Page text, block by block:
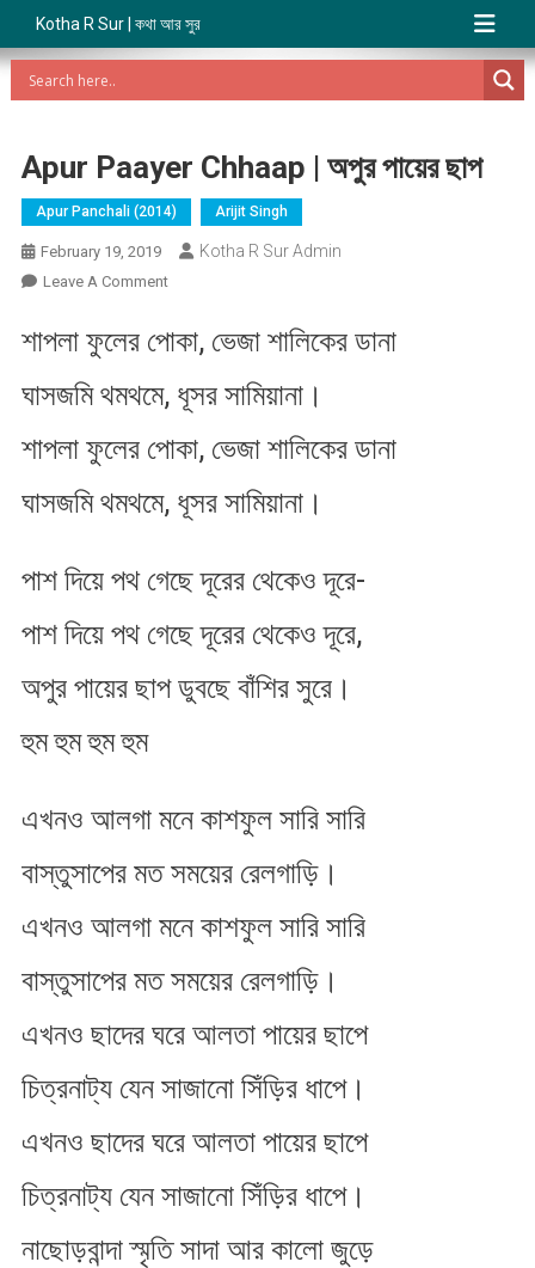
Kotha R Sur | কথা আর সুর
Apur Paayer Chhaap | অপুর পায়ের ছাপ
Apur Panchali (2014) Arijit Singh
February 19, 2019 Kotha R Sur Admin
Leave A CommentOn
Paayer
অপুর
পায়ের
শাপলা ফুলের পোকা, ভেজা শালিকের ডানা
ঘাসজমি থমথমে, ধূসর সামিয়ানা।
শাপলা ফুলের পোকা, ভেজা শালিকের ডানা
ঘাসজমি থমথমে, ধূসর সামিয়ানা।
পাশ দিয়ে পথ গেছে দূরের থেকেও দূরে-
পাশ দিয়ে পথ গেছে দূরের থেকেও দূরে,
অপুর পায়ের ছাপ ডুবছে বাঁশির সুরে।
হুম হুম হুম হুম
এখনও আলগা মনে কাশফুল সারি সারি
বাস্তুসাপের মত সময়ের রেলগাড়ি।
এখনও আলগা মনে কাশফুল সারি সারি
বাস্তুসাপের মত সময়ের রেলগাড়ি।
এখনও ছাদের ঘরে আলতা পায়ের ছাপে
চিত্রনাট্য যেন সাজানো সিঁড়ির ধাপে।
এখনও ছাদের ঘরে আলতা পায়ের ছাপে
চিত্রনাট্য যেন সাজানো সিঁড়ির ধাপে।
নাছোড়বান্দা স্মৃতি সাদা আর কালো জুড়ে